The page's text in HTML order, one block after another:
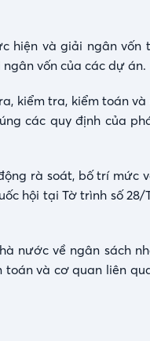
hiện và giải ngân vốn
vốn của các dự án.
kiểm tra, kiểm toán
các quy định của
rà soát, bố trí mức
hội tại Tờ trình số
nước về ngân sách
và cơ quan liên